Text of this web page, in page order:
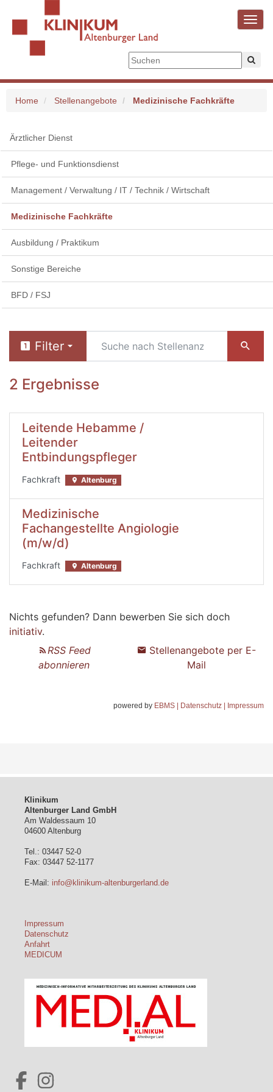
Home Stellenangebote Medizinische Fachkräfte
Ärztlicher Dienst
Pflege- und Funktionsdienst
Management / Verwaltung / IT / Technik / Wirtschaft
Medizinische Fachkräfte
Ausbildung / Praktikum
Sonstige Bereiche
BFD / FSJ
powered by EBMS | Datenschutz | Impressum
Klinikum
Altenburger Land GmbH
Am Waldessaum 10
04600 Altenburg
Tel.: 03447 52-0
Fax: 03447 52-1177
E-Mail: info@klinikum-altenburgerland.de
Impressum
Datenschutz
Anfahrt
MEDICUM